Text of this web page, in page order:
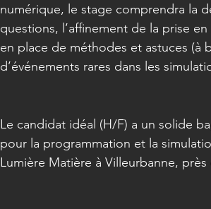
numérique, le stage comprendra la
questions, l’affinement de la prise
en place de méthodes et astuces (à
d’événements rares dans les
Le candidat idéal (H/F) a un solide
pour la programmation et la
Lumière Matière à Villeurbanne, près